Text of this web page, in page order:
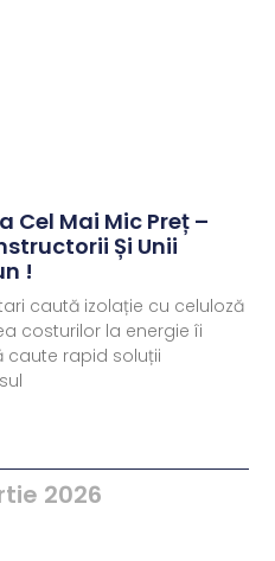
Cel Mai Mic Preț –
Și Unii
!
caută izolație cu celuloză
costurilor la energie îi
caute rapid soluții
2026